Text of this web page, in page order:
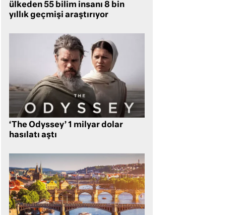
ülkeden 55 bilim insanı 8 bin
yıllık geçmişi araştırıyor
‘The Odyssey’ 1 milyar dolar
hasılatı aştı